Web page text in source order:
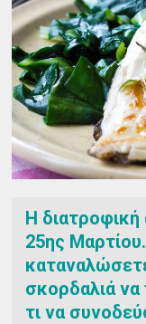
Η διατροφική
25ης
σκορδαλιά
τι να